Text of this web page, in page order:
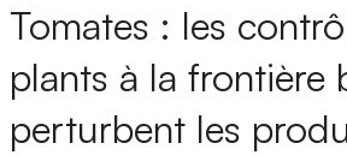
Tomates : les
plants à la frontière
perturbent les